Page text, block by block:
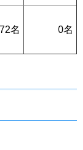
名 0名